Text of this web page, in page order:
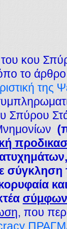
κου
το
της
, που